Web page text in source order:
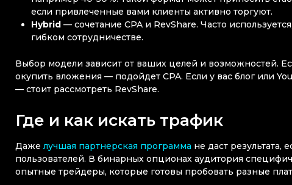
если привлеченные вами клиенты активно торгуют.
Hybrid — сочетание CPA и RevShare. Часто
гибком сотрудничестве.
Выбор модели зависит от ваших целей и возможностей.
окупить вложения — подойдет CPA. Если у вас блог или
— стоит рассмотреть RevShare.
Где и как искать трафик
Даже лучшая партнерская программа не даст результата,
пользователей. В бинарных опционах аудитория
опытные трейдеры, которые готовы пробовать разные